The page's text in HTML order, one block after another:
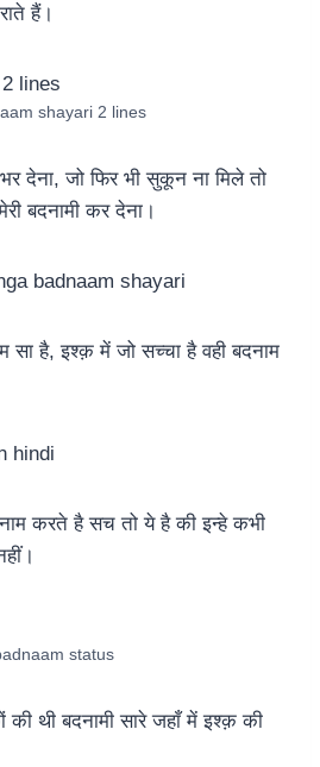
हैं।
shayari 2 lines
भर देना, जो फिर भी सुकून ना मिले तो
बदनामी कर देना।
है, इश्क़ में जो सच्चा है वही बदनाम
करते है सच तो ये है की इन्हे कभी
status
थी बदनामी सारे जहाँ में इश्क़ की